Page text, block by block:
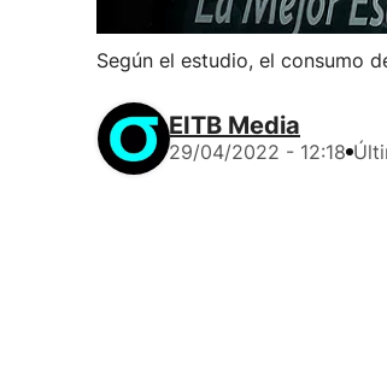
Según el estudio, el consumo
EITB Media
29/04/2022 - 12:18